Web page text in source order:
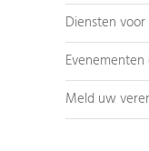
Diensten
Meld uw